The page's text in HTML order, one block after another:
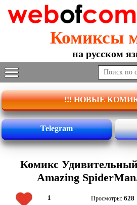
Комиксы
на русском
!!! НОВЫЕ
Telegram
Комикс
Amazing
1 Просмотры: 628